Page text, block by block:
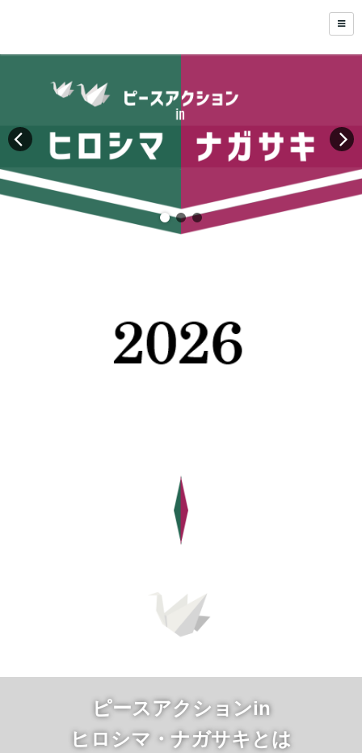
ピースアクションin
ヒロシマ・ナガサキとは